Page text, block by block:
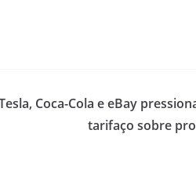
Coca-Cola e eBay
tarifaço sobre